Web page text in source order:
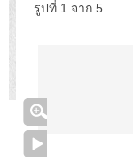
รูปที่ 1 จาก 5